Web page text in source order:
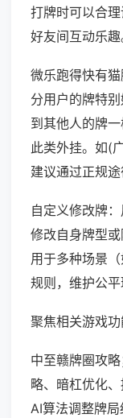
打牌时可以合
好友间互动乐趣
微乐跑得快有
分用户的牌特
到其他人的牌
此类外挂。如(
建议通过正规途
自定义修改牌
修改自身牌型
用于多种场景
规则，维护公平
聚焦相关游戏功
中至赣牌圈攻
略、暗杠优化
AI算法调整牌局